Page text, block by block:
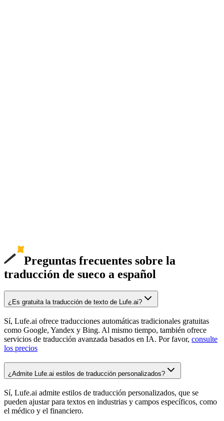
Preguntas frecuentes sobre la
traducción de sueco a español
¿Es gratuita la traducción de texto de Lufe.ai?
Sí, Lufe.ai ofrece traducciones automáticas tradicionales gratuitas
como Google, Yandex y Bing. Al mismo tiempo, también ofrece
servicios de traducción avanzada basados en IA. Por favor, consulte
los precios
¿Admite Lufe.ai estilos de traducción personalizados?
Sí, Lufe.ai admite estilos de traducción personalizados, que se
pueden ajustar para textos en industrias y campos específicos, como
el médico y el financiero.